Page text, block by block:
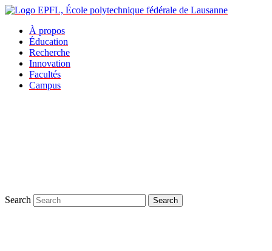
À propos
Éducation
Recherche
Innovation
Facultés
Campus
Search Search